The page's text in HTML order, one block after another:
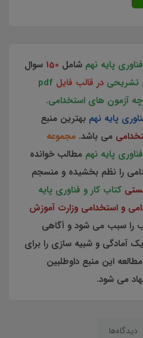
پایه نهم شامل 150 سوال
تشریحی در قالب فایل pdf
آزمون های استخدامی.
پایه نهم بهترین منبع
می باشد. مجموعه
پایه نهم مطالب خوانده
را نظم بخشیده و منسجم
کتاب کار و فناوری پایه
و استخدامی وزارت آموزش
را سبب می شود و آگاهی
آمادگی و شبیه سازی را برای
این منبع داوطلبین
می شود.
دیدگاه‌ها